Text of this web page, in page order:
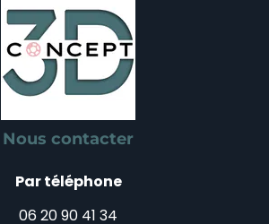
Nous contacter
Par téléphone
06 20 90 41 34